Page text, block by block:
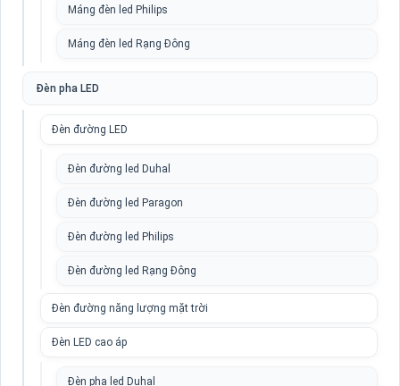
Máng đèn led Philips
Máng đèn led Rạng Đông
Đèn pha LED
Đèn đường LED
Đèn đường led Duhal
Đèn đường led Paragon
Đèn đường led Philips
Đèn đường led Rạng Đông
Đèn đường năng lượng mặt trời
Đèn LED cao áp
Đèn pha led Duhal